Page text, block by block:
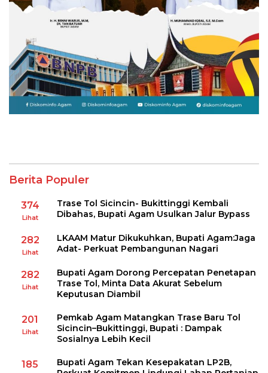
Berita Populer
374
Lihat
Trase Tol Sicincin- Bukittinggi Kembali
Dibahas, Bupati Agam Usulkan Jalur Bypass
282
Lihat
LKAAM Matur Dikukuhkan, Bupati Agam:Jaga
Adat- Perkuat Pembangunan Nagari
282
Lihat
Bupati Agam Dorong Percepatan Penetapan
Trase Tol, Minta Data Akurat Sebelum
Keputusan Diambil
201
Lihat
Pemkab Agam Matangkan Trase Baru Tol
Sicincin–Bukittinggi, Bupati : Dampak
Sosialnya Lebih Kecil
185
Bupati Agam Tekan Kesepakatan LP2B,